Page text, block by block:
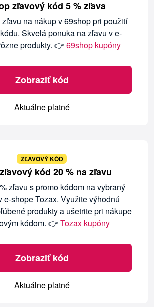
zľavový kód 5 % zľava
na nákup v 69shop pri použití
Skvelá ponuka na zľavu v e-
produkty. 👉 69shop kupóny
Zobraziť kód
Aktuálne platné
ZĽAVOVÝ KÓD
kód 20 % na zľavu
zľavu s promo kódom na vybraný
e-shope Tozax. Využite výhodnú
produkty a ušetrite pri nákupe
kódom. 👉 Tozax kupóny
Zobraziť kód
Aktuálne platné